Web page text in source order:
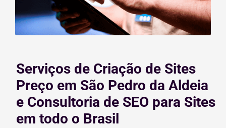
Serviços de Criação de Sites
Preço em São Pedro da Aldeia
e Consultoria de SEO para Sites
em todo o Brasil